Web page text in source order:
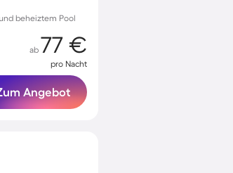
beheiztem Pool
ab 77 €
pro Nacht
Angebot